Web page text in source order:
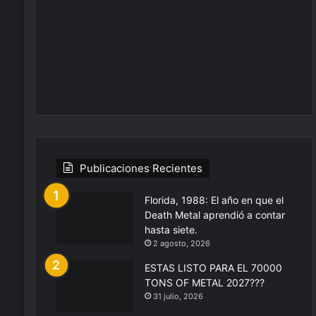
Publicaciones Recientes
Florida, 1988: El año en que el
Death Metal aprendió a contar
hasta siete.
2 agosto, 2026
ESTAS LISTO PARA EL 70000
TONS OF METAL 2027???
31 julio, 2026